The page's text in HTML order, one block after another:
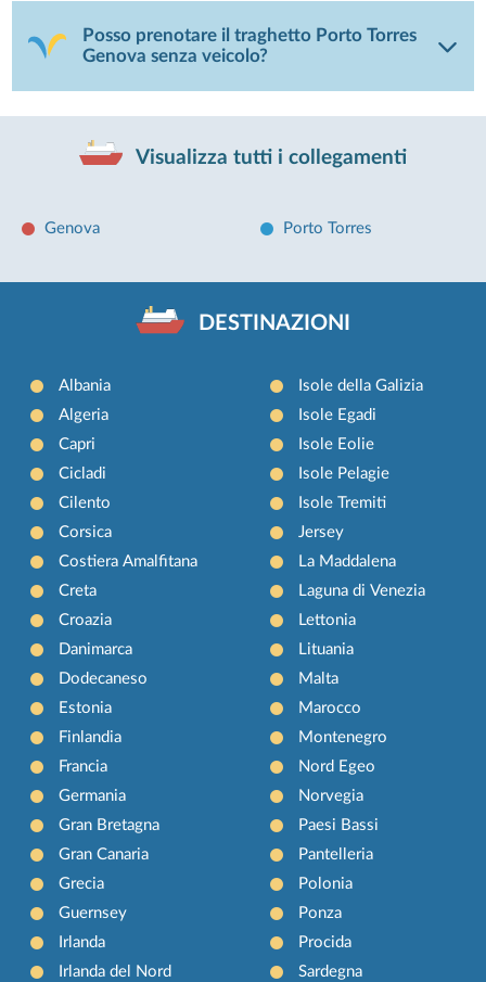
Posso prenotare il traghetto Porto Torres
Genova senza veicolo?
Visualizza tutti i collegamenti
Genova Porto Torres
DESTINAZIONI
Albania
Algeria
Capri
Cicladi
Cilento
Corsica
Costiera Amalfitana
Creta
Croazia
Danimarca
Dodecaneso
Estonia
Finlandia
Francia
Germania
Gran Bretagna
Gran Canaria
Grecia
Guernsey
Irlanda
Irlanda del Nord
Isole della Galizia
Isole Egadi
Isole Eolie
Isole Pelagie
Isole Tremiti
Jersey
La Maddalena
Laguna di Venezia
Lettonia
Lituania
Malta
Marocco
Montenegro
Nord Egeo
Norvegia
Paesi Bassi
Pantelleria
Polonia
Ponza
Procida
Sardegna